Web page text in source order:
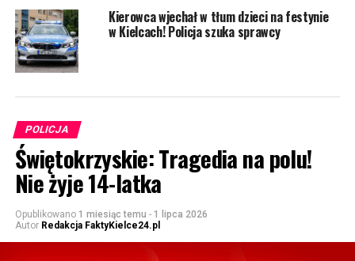
Kierowca wjechał w tłum dzieci na festynie
w Kielcach! Policja szuka sprawcy
POLICJA
Świętokrzyskie: Tragedia na polu!
Nie żyje 14-latka
Opublikowano 1 miesiąc temu - 1 lipca 2026
Autor Redakcja FaktyKielce24.pl